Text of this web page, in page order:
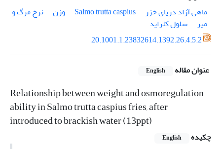
ماهی آزاد دریای خزر
Salmo trutta caspius وزن
نرخ مرگ و
میر
سلول کلراید
20.1001.1.23832614.1392.26.4.5.2
عنوان مقاله English
Relationship between weight and osmoregulation
ability in Salmo trutta caspius fries, after
introduced to brackish water (13ppt)
چکیده English